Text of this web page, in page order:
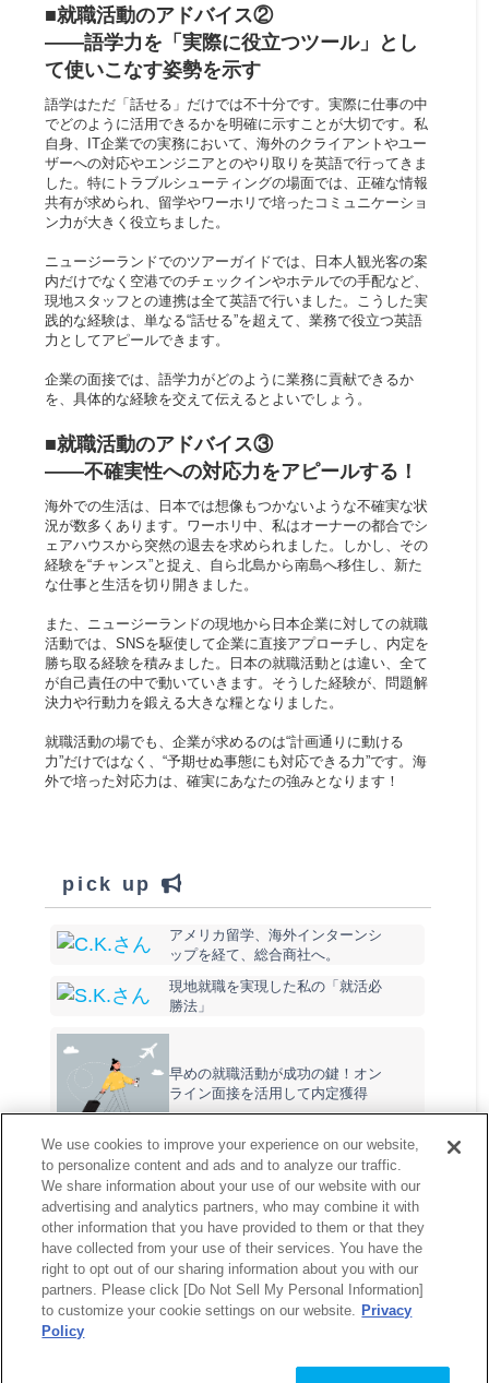
■就職活動のアドバイス②
――語学力を「実際に役立つツール」とし
て使いこなす姿勢を示す​
語学はただ「話せる」だけでは不十分です。実際に仕事の中
でどのように活用できるかを明確に示すことが大切です。私
自身、IT企業での実務において、海外のクライアントやユー
ザーへの対応やエンジニアとのやり取りを英語で行ってきま
した。特にトラブルシューティングの場面では、正確な情報
共有が求められ、留学やワーホリで培ったコミュニケーショ
ン力が大きく役立ちました。
ニュージーランドでのツアーガイドでは、日本人観光客の案
内だけでなく空港でのチェックインやホテルでの手配など、
現地スタッフとの連携は全て英語で行いました。こうした実
践的な経験は、単なる“話せる”を超えて、業務で役立つ英語
力としてアピールできます。
企業の面接では、語学力がどのように業務に貢献できるか
を、具体的な経験を交えて伝えるとよいでしょう。
■就職活動のアドバイス③
――不確実性への対応力をアピールする！​
海外での生活は、日本では想像もつかないような不確実な状
況が数多くあります。ワーホリ中、私はオーナーの都合でシ
ェアハウスから突然の退去を求められました。しかし、その
経験を“チャンス”と捉え、自ら北島から南島へ移住し、新た
な仕事と生活を切り開きました。
また、ニュージーランドの現地から日本企業に対しての就職
活動では、SNSを駆使して企業に直接アプローチし、内定を
勝ち取る経験を積みました。日本の就職活動とは違い、全て
が自己責任の中で動いていきます。そうした経験が、問題解
決力や行動力を鍛える大きな糧となりました。
就職活動の場でも、企業が求めるのは“計画通りに動ける
力”だけではなく、“予期せぬ事態にも対応できる力”です。海
外で培った対応力は、確実にあなたの強みとなります！
pick up
アメリカ留学、海外インターンシ
ップを経て、総合商社へ。
現地就職を実現した私の「就活必
勝法」
早めの就職活動が成功の鍵！オン
ライン面接を活用して内定獲得
戻る
We use cookies to improve your experience on our website,
to personalize content and ads and to analyze our traffic.
We share information about your use of our website with our
advertising and analytics partners, who may combine it with
other information that you have provided to them or that they
have collected from your use of their services. You have the
right to opt out of our sharing information about you with our
partners. Please click [Do Not Sell My Personal Information]
to customize your cookie settings on our website. Privacy
Policy